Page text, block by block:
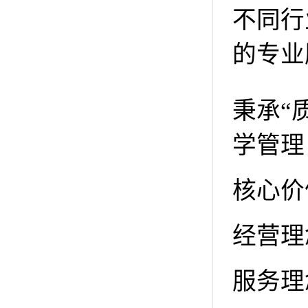
不同
的专
秉承“
学管
核心
经营
服务